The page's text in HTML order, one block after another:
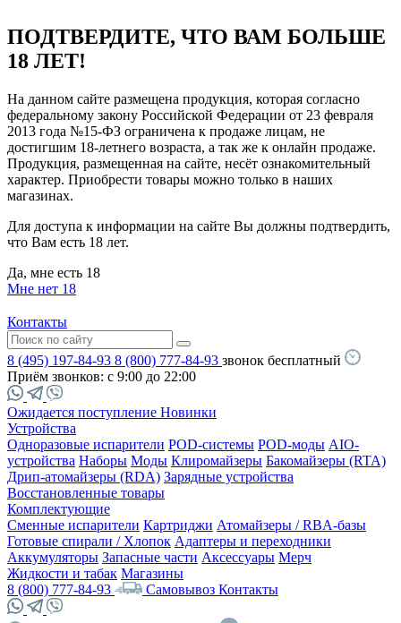
ПОДТВЕРДИТЕ, ЧТО ВАМ БОЛЬШЕ
18 ЛЕТ!
На данном сайте размещена продукция, которая согласно
федеральному закону Российской Федерации от 23 февраля
2013 года №15-ФЗ ограничена к продаже лицам, не
достигшим 18-летнего возраста, а так же к онлайн продаже.
Продукция, размещенная на сайте, несёт ознакомительный
характер. Приобрести товары можно только в наших
магазинах.
Для доступа к информации на сайте Вы должны подтвердить,
что Вам есть 18 лет.
Да, мне есть 18
Мне нет 18
Контакты
8 (495) 197-84-93 8 (800) 777-84-93 звонок бесплатный
Приём звонков: с 9:00 до 22:00
Ожидается поступление Новинки
Устройства
Одноразовые испарители POD-системы POD-моды AIO-
устройства Наборы Моды Клиромайзеры Бакомайзеры (RTA)
Дрип-атомайзеры (RDA) Зарядные устройства
Восстановленные товары
Комплектующие
Сменные испарители Картриджи Атомайзеры / RBA-базы
Готовые спирали / Хлопок Адаптеры и переходники
Аккумуляторы Запасные части Аксессуары Мерч
Жидкости и табак Магазины
8 (800) 777-84-93
Самовывоз Контакты